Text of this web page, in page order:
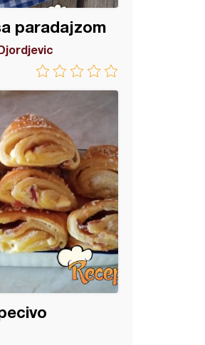
paradajzom